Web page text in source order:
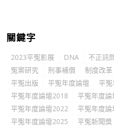
關鍵字
2023平冤影展 DNA 不正訊
冤案研究
刑事補償 制度改革
平冤出版
平冤年度論壇
平
平冤年度論壇2018
平冤年度
平冤年度論壇2022
平冤年度
平冤年度論壇2025
平冤新聞獎